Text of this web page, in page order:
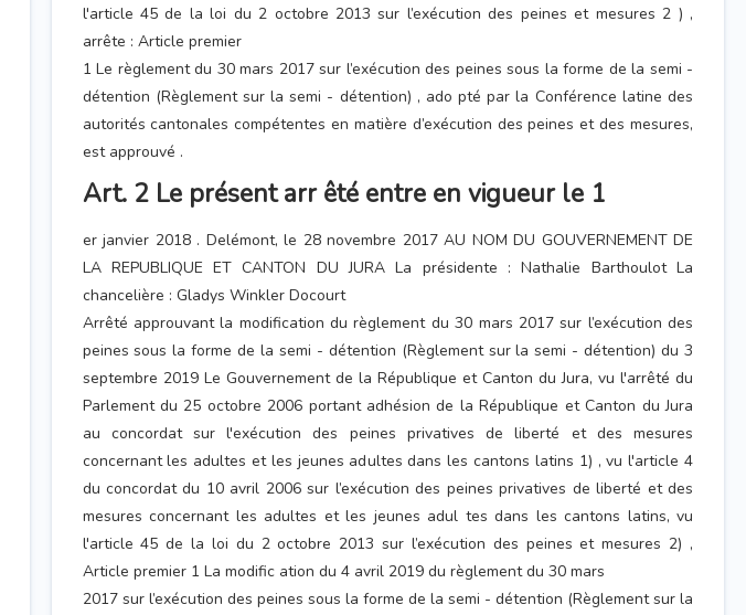
l'article 45 de la loi du 2 octobre 2013 sur l’exécution des peines et mesures 2 ) ,
arrête : Article premier
1 Le règlement du 30 mars 2017 sur l’exécution des peines sous la forme de la semi -
détention (Règlement sur la semi - détention) , ado pté par la Conférence latine des
autorités cantonales compétentes en matière d’exécution des peines et des mesures,
est approuvé .
Art. 2 Le présent arr êté entre en vigueur le 1
er janvier 2018 . Delémont, le 28 novembre 2017 AU NOM DU GOUVERNEMENT DE
LA REPUBLIQUE ET CANTON DU JURA La présidente : Nathalie Barthoulot La
chancelière : Gladys Winkler Docourt
Arrêté approuvant la modification du règlement du 30 mars 2017 sur l’exécution des
peines sous la forme de la semi - détention (Règlement sur la semi - détention) du 3
septembre 2019 Le Gouvernement de la République et Canton du Jura, vu l'arrêté du
Parlement du 25 octobre 2006 portant adhésion de la République et Canton du Jura
au concordat sur l'exécution des peines privatives de liberté et des mesures
concernant les adultes et les jeunes adultes dans les cantons latins 1) , vu l'article 4
du concordat du 10 avril 2006 sur l’exécution des peines privatives de liberté et des
mesures concernant les adultes et les jeunes adul tes dans les cantons latins, vu
l'article 45 de la loi du 2 octobre 2013 sur l’exécution des peines et mesures 2) ,
Article premier 1 La modific ation du 4 avril 2019 du règlement du 30 mars
2017 sur l’exécution des peines sous la forme de la semi - détention (Règlement sur la